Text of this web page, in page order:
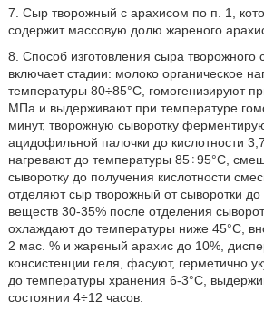
7. Сыр творожный с арахисом по п. 1,
содержит массовую долю жареного
8. Способ изготовления сыра творожного
включает стадии: молоко органическое
температуры 80÷85°С, гомогенизируют
МПа и выдерживают при температуре
минут, творожную сыворотку
ацидофильной палочки до кислотности
нагревают до температуры 85÷95°С,
сыворотку до получения кислотности
отделяют сыр творожный от сыворотки
веществ 30-35% после отделения
охлаждают до температуры ниже 45°С,
2 мас. % и жареный арахис до 10%,
консистенции геля, фасуют, герметично
до температуры хранения 6-3°С,
состоянии 4÷12 часов.